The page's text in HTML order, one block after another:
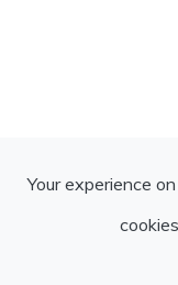
Your experience
cookies.